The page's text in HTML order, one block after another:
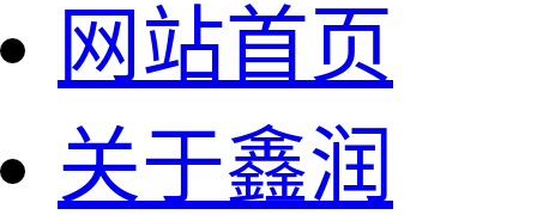
网站首页
关于鑫润